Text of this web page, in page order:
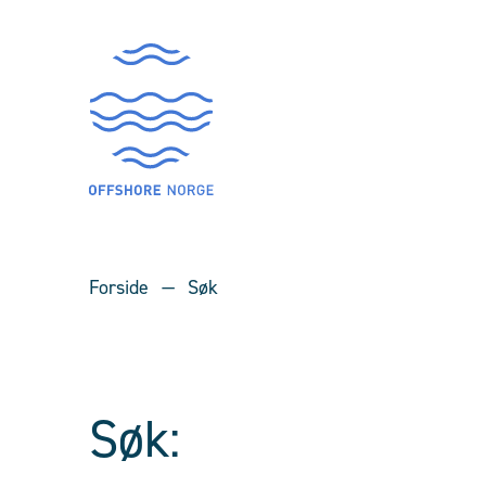
Forside Søk
Søk: